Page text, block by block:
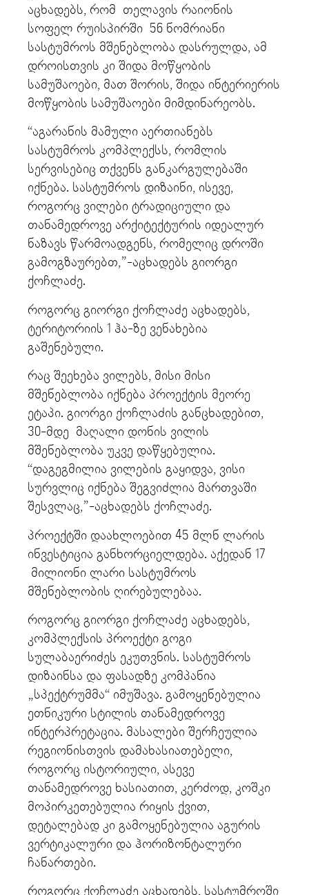
აცხადებს, რომ თელავის რაიონის
სოფელ რუისპირში 56 ნომრიანი
სასტუმროს მშენებლობა დასრულდა, ამ
დროისთვის კი შიდა მოწყობის
სამუშაოები, მათ შორის, შიდა ინტერიერის
მოწყობის სამუშაოები მიმდინარეობს.
“აგარანის მამული აერთიანებს
სასტუმროს კომპლექსს, რომლის
სერვისებიც თქვენს განკარგულებაში
იქნება. სასტუმროს დიზაინი, ისევე,
როგორც ვილები ტრადიციული და
თანამედროვე არქიტექტურის იდეალურ
ნაზავს წარმოადგენს, რომელიც დროში
გამოგზაურებთ,”-აცხადებს გიორგი
ქოჩლაძე.
როგორც გიორგი ქოჩლაძე აცხადებს,
ტერიტორიის 1 ჰა-ზე ვენახებია
გაშენებული.
რაც შეეხება ვილებს, მისი მისი
მშენებლობა იქნება პროექტის მეორე
ეტაპი. გიორგი ქოჩლაძის განცხადებით,
30-მდე მაღალი დონის ვილის
მშენებლობა უკვე დაწყებულია.
“დაგეგმილია ვილების გაყიდვა, ვისი
სურვლიც იქნება შეგვიძლია მართვაში
შესვლაც,”-აცხადებს ქოჩლაძე.
პროექტში დაახლოებით 45 მლნ ლარის
ინვესტიცია განხორციელდება. აქედან 17
მილიონი ლარი სასტუმროს
მშენებლობის ღირებულებაა.
როგორც გიორგი ქოჩლაძე აცხადებს,
კომპლექსის პროექტი გოგი
სულაბაერიძეს ეკუთვნის. სასტუმროს
დიზაინსა და ფასადზე კომპანია
„სპექტრუმმა“ იმუშავა. გამოყენებულია
ეთნიკური სტილის თანამედროვე
ინტერპრეტაცია. მასალები შერჩეულია
რეგიონისთვის დამახასიათებელი,
როგორც ისტორიული, ასევე
თანამედროვე ხასიათით, კერძოდ, კოშკი
მოპირკეთებულია რიყის ქვით,
დეტალებად კი გამოყენებულია აგურის
ვერტიკალური და ჰორიზონტალური
ჩანართები.
როგორც ქოჩლაძე აცხადებს, სასტუმროში